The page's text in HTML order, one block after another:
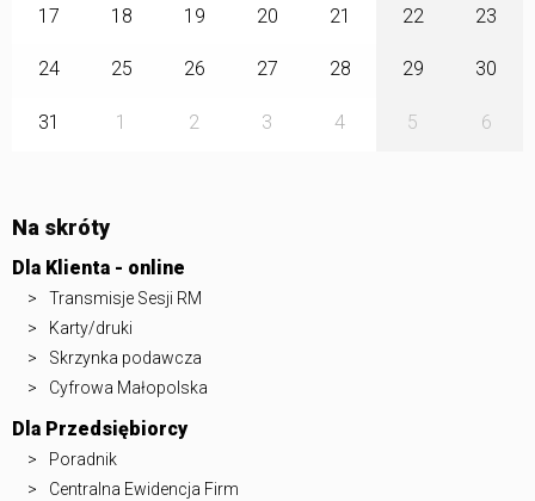
17 18 19 20 21 22 23
24 25 26 27 28 29 30
31 1 2 3 4 5 6
Na skróty
Dla Klienta - online
Transmisje Sesji RM
Karty/druki
Skrzynka podawcza
Cyfrowa Małopolska
Dla Przedsiębiorcy
Poradnik
Centralna Ewidencja Firm